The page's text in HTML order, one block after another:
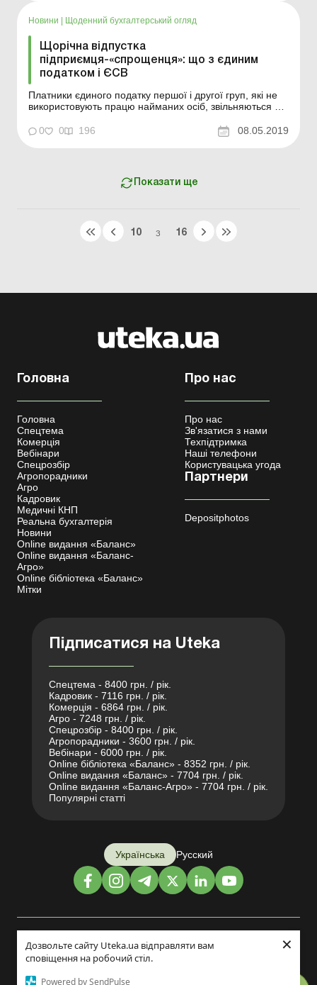
Дозвольте сайту Uteka.ua відправляти вам
сповіщення на робочий стіл.
Powered by SendPulse
×
Новини Щоденний бухгалтерський огляд
Щорічна відпустка
підприємця-«спрощенця»: що з єдиним
податком і ЄСВ
Платники єдиного податку першої і другої груп, які не
використовують працю найманих осіб, звільняються від
місяця на рік на час відпустки, а також за період
хвороби, підтвердженої копією листка (листків)
0 0 196 08.05.2019
Показати ще
10 З 16
Головна
Головна
Спецтема
Комерція
Вебінари
Спецрозбір
Агропорадники
Агро
Кадровик
Медичні КНП
Реальна бухгалтерія
Новини
Online видання «Баланс»
Online видання «Баланс-
Агро»
Online бібліотека «Баланс»
Мітки
Про нас
Про нас
Зв'язатися з нами
Техпідтримка
Наші телефони
Користувацька угода
Партнери
Depositphotos
Підписатися на Uteka
Спецтема - 8400 грн. / рік.
Кадровик - 7116 грн. / рік.
Комерція - 6864 грн. / рік.
Агро - 7248 грн. / рік.
Спецрозбір - 8400 грн. / рік.
Агропорадники - 3600 грн. / рік.
Вебінари - 6000 грн. / рік.
Online бібліотека «Баланс» - 8352 грн. / рік.
Online видання «Баланс» - 7704 грн. / рік.
Online видання «Баланс-Агро» - 7704 грн. / рік.
Популярні статті
Українська Русский
Дизайн і розробка: